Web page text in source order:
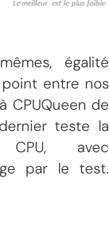
égalité
entre nos
CPUQueen de
teste la
avec
par le test.